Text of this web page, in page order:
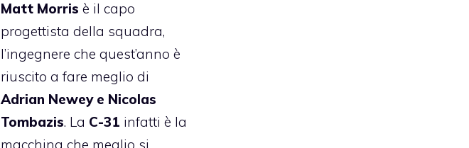
Matt Morris è il capo
progettista della squadra,
l’ingegnere che quest’anno è
riuscito a fare meglio di
Adrian Newey e Nicolas
Tombazis. La C-31 infatti è la
macchina che meglio si